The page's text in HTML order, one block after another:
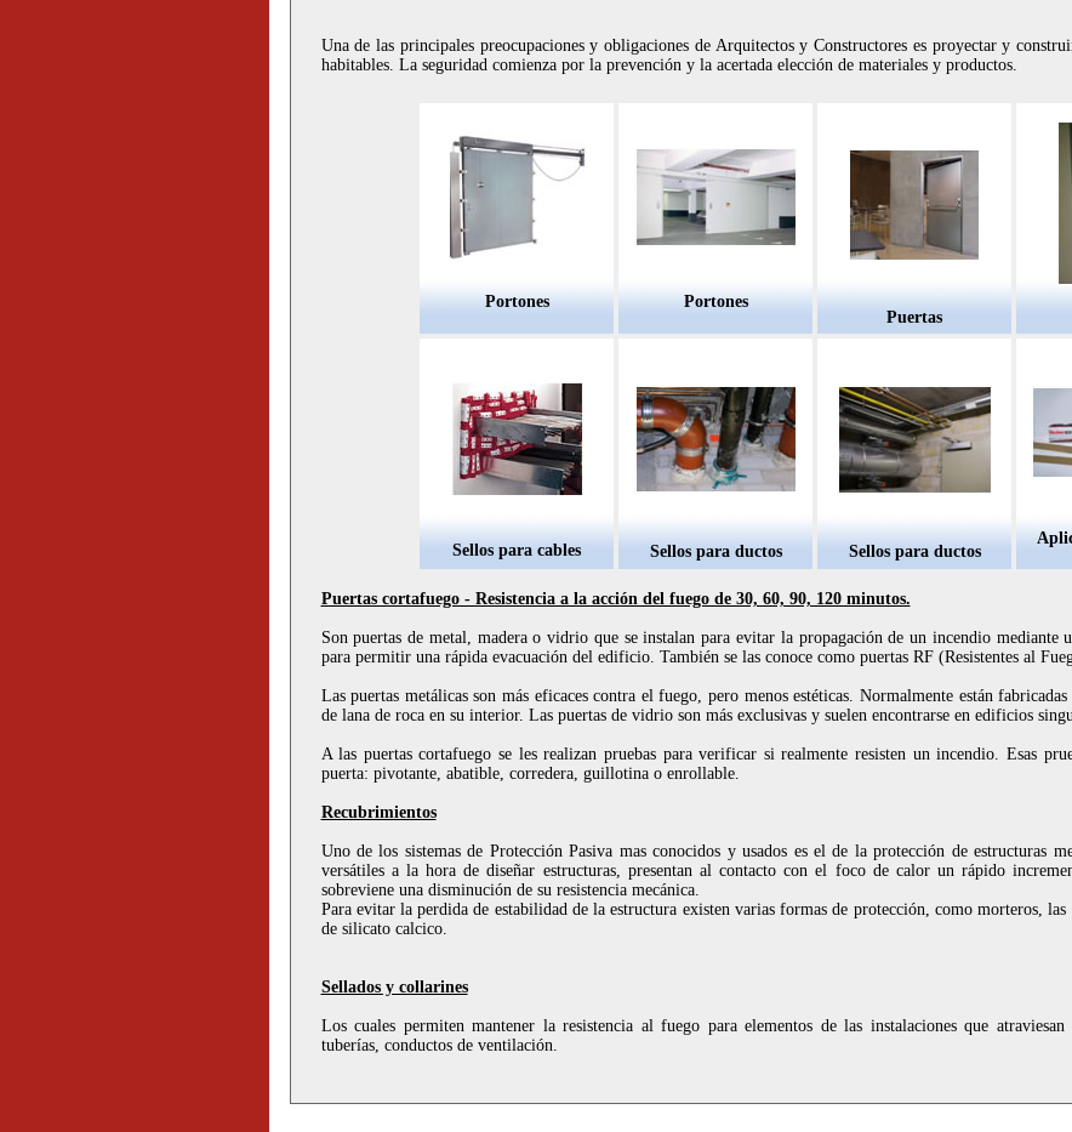
Una de las principales preocupaciones y obligaciones de Arquitectos y Constructores es proyectar y
habitables. La seguridad comienza por la prevención y la acertada elección de materiales y productos.
Portones
Portones
Puertas
Sellos para cables Sellos para ductos Sellos para ductos
Puertas cortafuego - Resistencia a la acción del fuego de 30, 60, 90, 120 minutos.
Son puertas de metal, madera o vidrio que se instalan para evitar la propagación de un incendio mediante
para permitir una rápida evacuación del edificio. También se las conoce como puertas RF (Resistentes al
Las puertas metálicas son más eficaces contra el fuego, pero menos estéticas. Normalmente están
de lana de roca en su interior. Las puertas de vidrio son más exclusivas y suelen encontrarse en edificios
A las puertas cortafuego se les realizan pruebas para verificar si realmente resisten un incendio. Esas
puerta: pivotante, abatible, corredera, guillotina o enrollable.
Recubrimientos
Uno de los sistemas de Protección Pasiva mas conocidos y usados es el de la protección de estructuras
versátiles a la hora de diseñar estructuras, presentan al contacto con el foco de calor un rápido
sobreviene una disminución de su resistencia mecánica.
Para evitar la perdida de estabilidad de la estructura existen varias formas de protección, como morteros, las
de silicato calcico.
Sellados y collarines
Los cuales permiten mantener la resistencia al fuego para elementos de las instalaciones que atraviesan
tuberías, conductos de ventilación.